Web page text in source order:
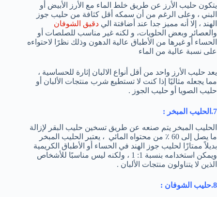
يتكون حليب الأرز عن طريق خلط الماء مع الأرز الأبيض أو
البني ، وعلى الرغم من أن سمكه أقل كثافة من حليب جوز
الهند ، إلا أنه مميز جدا عند أضافتة الي دقيق الشوفان
والعصائر وبعض الحلويات، و لكنه غير مناسب للصلصات أو
الحساء أو غيرها من الأطباق عالية الدهون وذلك نظرًا لاحتواءه
على نسبة عالية من الماء
يعد حليب الأرز واحد من أقل أنواع الالبان إثارة للحساسية ،
مما يجعله مثاليًا إذا كنت لا تستطيع شرب منتجات الألبان أو
حليب الصويا أو حليب الجوز .
7.الحليب المبخر :
الحليب المبخر يتم صنعه عن طريق تسخين حليب البقر لإزالة
ما يصل إلى 60 ٪ من محتواه المائي ، يعتبر الحليب المبخر
بديلاً ممتازًا لحليب جوز الهند في الحساء أو الأطباق الكريمية
ويمكن استخدامه بنسبة 1: 1 ، ولكنه ليس مناسبًا للأشخاص
الذين لا يتناولون منتجات الألبان .
8. حليب الشوفان :